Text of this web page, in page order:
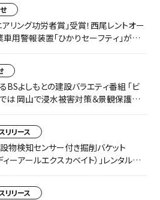
リング功労者賞」受賞！西尾レントオー
用警報装置「ひかりセーフティ」が中
BSよしもとの建設バラエティ番組 「ビ
は 岡山で浸水被害対策＆景観保護共
リリース
物検知センサー付き掘削バケット
ーアールエクスカベイト）」レンタルを
リリース